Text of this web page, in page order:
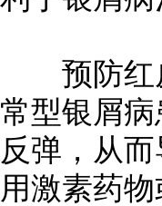
预防红皮
常型银屑
反弹，从
用激素药